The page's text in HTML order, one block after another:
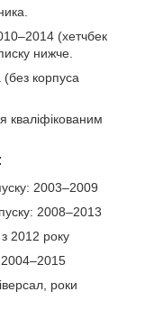
(хетчбек
нижче.
корпуса
кваліфікованим
2003–2009
2008–2013
2012 року
роки